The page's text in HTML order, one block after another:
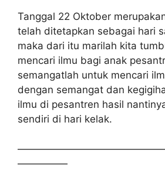
Tanggal 22 Oktober
telah ditetapkan sebagai hari
maka dari itu marilah kita
mencari ilmu bagi anak
semangatlah untuk mencari
dengan semangat dan
ilmu di pesantren hasil
sendiri di hari kelak.
—————